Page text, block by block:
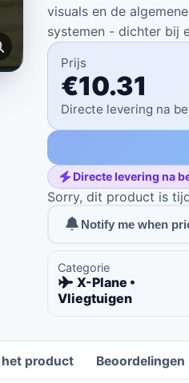
visuals en de
systemen - dichter bij
Prijs
€10.31
Directe levering na
Directe levering na
Sorry, dit product is
Notify me when
Categorie
X-Plane •
Vliegtuigen
het product Beoordelingen